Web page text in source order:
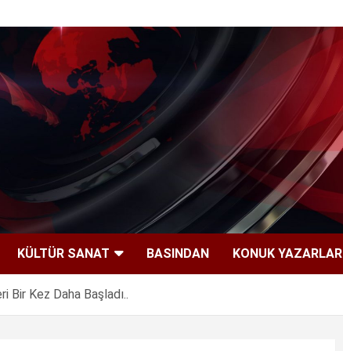
KÜLTÜR SANAT BASINDAN KONUK YAZARLAR
Bir Kez Daha Başladı..